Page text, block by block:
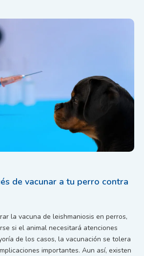
de vacunar a tu perro contra
la vacuna de leishmaniosis en perros,
si el animal necesitará atenciones
de los casos, la vacunación se tolera
importantes. Aun así, existen